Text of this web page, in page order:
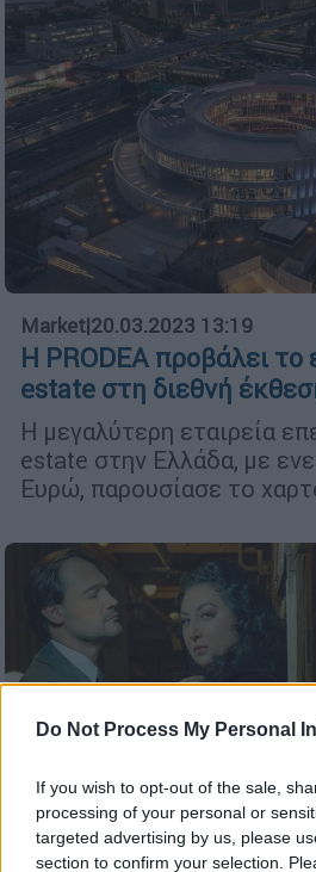
Do Not Process My Personal
If you wish to opt-out of the sale,
processing of your personal or
targeted advertising by us, please
section to confirm your selection.
Market|20.03.2023 13:19
Η PRODEA προβάλει το
estate στη διεθνή
Η μεγαλύτερη εταιρεία
estate στην Ελλάδα, με
Ευρώ, παρουσίασε το